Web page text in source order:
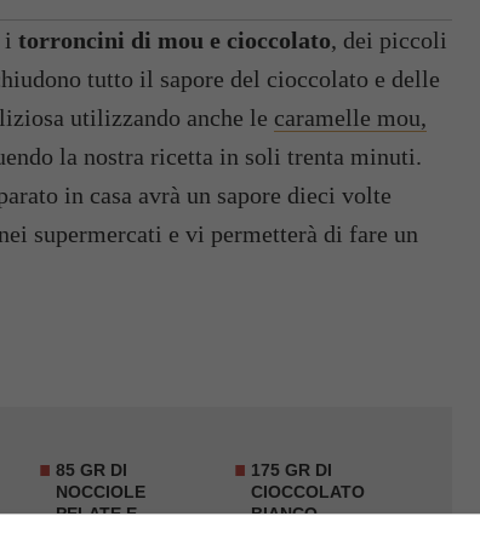
i torroncini di mou e cioccolato, dei piccoli
tutto il sapore del cioccolato e delle
utilizzando anche le caramelle mou,
la nostra ricetta in soli trenta minuti.
in casa avrà un sapore dieci volte
supermercati e vi permetterà di fare un
85 GR DI
NOCCIOLE
PELATE E
175 GR DI
CIOCCOLATO
BIANCO